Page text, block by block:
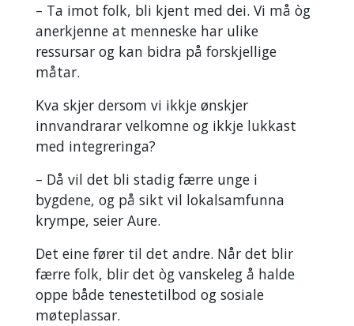
– Ta imot folk, bli kjent med dei. Vi må òg
anerkjenne at menneske har ulike
ressursar og kan bidra på forskjellige
måtar.
Kva skjer dersom vi ikkje ønskjer
innvandrarar velkomne og ikkje lukkast
med integreringa?
– Då vil det bli stadig færre unge i
bygdene, og på sikt vil lokalsamfunna
krympe, seier Aure.
Det eine fører til det andre. Når det blir
færre folk, blir det òg vanskeleg å halde
oppe både tenestetilbod og sosiale
møteplassar.